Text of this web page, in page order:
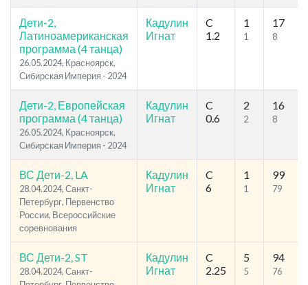
Дети-2,
Латиноамериканская
программа (4 танца)
26.05.2024, Красноярск,
Сибирская Империя - 2024
Кадулин
Игнат
C
1.2
1
1
17
8
Дети-2, Европейская
программа (4 танца)
26.05.2024, Красноярск,
Сибирская Империя - 2024
Кадулин
Игнат
C
0.6
2
2
16
8
ВС Дети-2, LA
28.04.2024, Санкт-
Петербург, Первенство
России, Всероссийские
соревнования
Кадулин
Игнат
C
6
1
1
99
79
ВС Дети-2, ST
28.04.2024, Санкт-
Кадулин
Игнат
C
2.25
5
5
94
76